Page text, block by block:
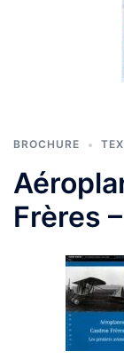
BROCHURE
Frères